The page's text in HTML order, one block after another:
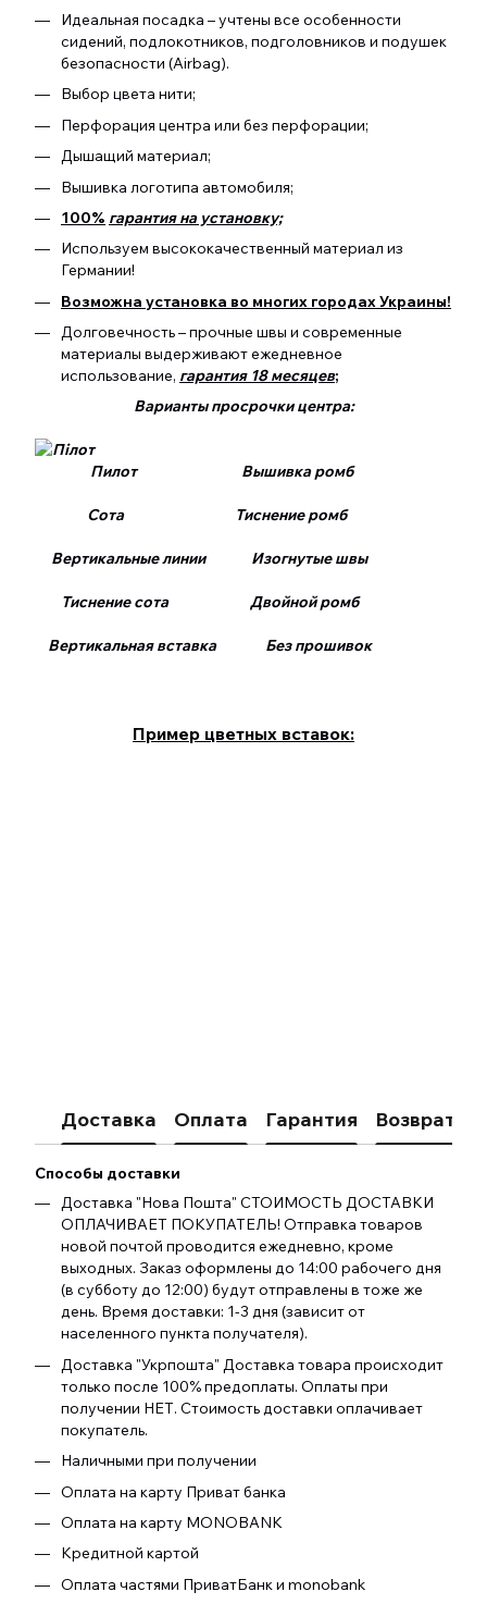
Идеальная посадка – учтены все особенности
сидений, подлокотников, подголовников и подушек
безопасности (Airbag).
Выбор цвета нити;
Перфорация центра или без перфорации;
Дышащий материал;
Вышивка логотипа автомобиля;
100% гарантия на установку;
Используем высококачественный материал из
Германии!
Возможна установка во многих городах Украины!
Долговечность – прочные швы и современные
материалы выдерживают ежедневное
использование, гарантия 18 месяцев;
Варианты просрочки центра:
Пилот Вышивка ромб
Сота Тиснение ромб
Вертикальные линии Изогнутые швы
Тиснение сота Двойной ромб
Вертикальная вставка Без прошивок
Пример цветных вставок:
Доставка Оплата Гарантия Возврат
Способы доставки
Доставка "Нова Пошта" СТОИМОСТЬ ДОСТАВКИ
ОПЛАЧИВАЕТ ПОКУПАТЕЛЬ! Отправка товаров
новой почтой проводится ежедневно, кроме
выходных. Заказ оформлены до 14:00 рабочего дня
(в субботу до 12:00) будут отправлены в тоже же
день. Время доставки: 1-3 дня (зависит от
населенного пункта получателя).
Доставка "Укрпошта" Доставка товара происходит
только после 100% предоплаты. Оплаты при
получении НЕТ. Стоимость доставки оплачивает
покупатель.
Наличными при получении
Оплата на карту Приват банка
Оплата на карту MONOBANK
Кредитной картой
Оплата частями ПриватБанк и monobank